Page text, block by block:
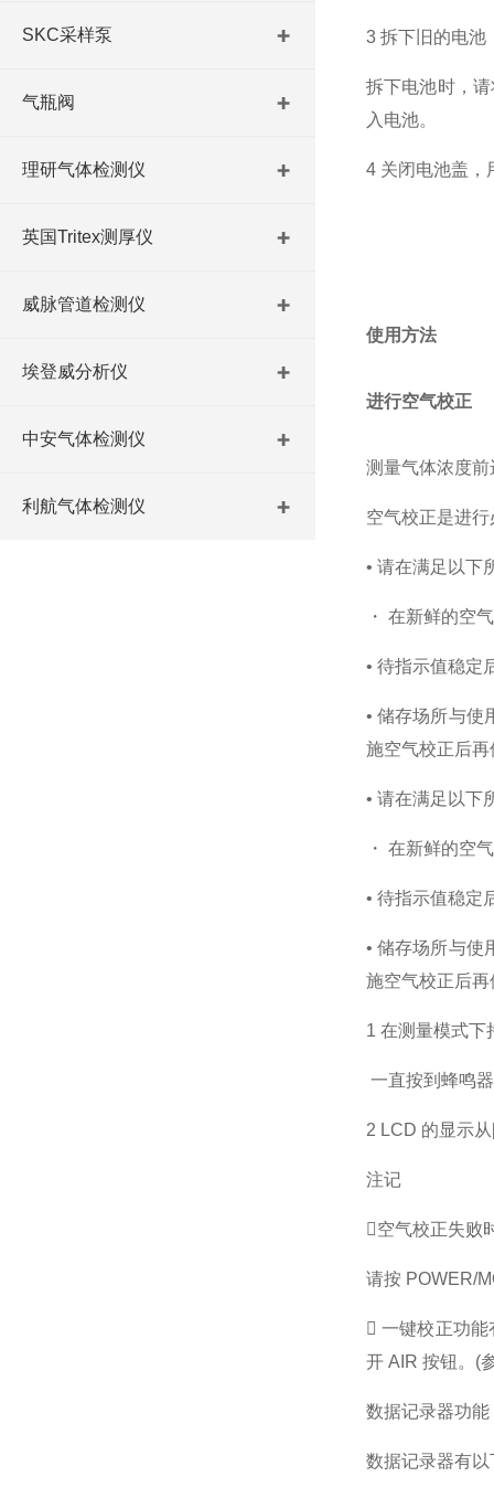
SKC采样泵
气瓶阀
理研气体检测仪
英国Tritex测厚仪
威脉管道检测仪
埃登威分析仪
中安气体检测仪
利航气体检测仪
3 拆下旧的电池
拆下电池时，
入电池。
4 关闭电池盖，
使用方法
进行空气校正
测量气体浓度
空气校正是进
• 请在满足以下
・ 在新鲜的空
• 待指示值稳定
• 储存场所与使
施空气校正后再
• 请在满足以下
・ 在新鲜的空
• 待指示值稳定
• 储存场所与使
施空气校正后再
1 在测量模式下
一直按到蜂鸣
2 LCD 的显示
注记
空气校正失败
请按 POWER/
 一键校正功
开 AIR 按钮。(
数据记录器功能
数据记录器有